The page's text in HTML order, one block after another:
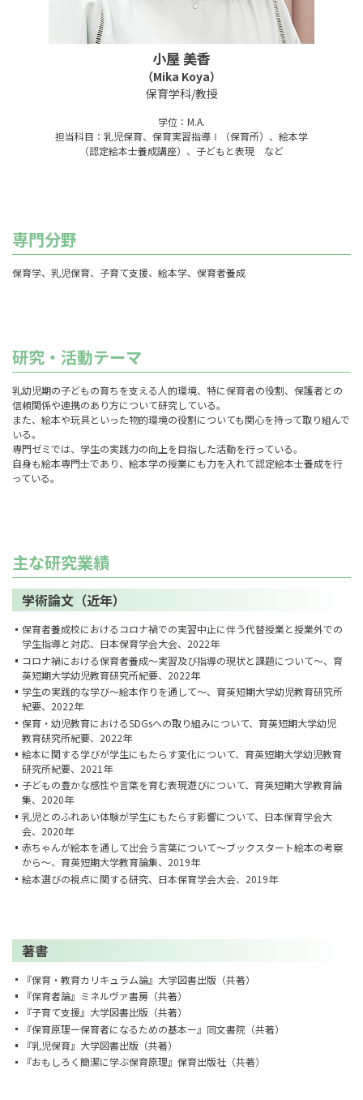
小屋 美香
（Mika Koya）
保育学科/教授
学位：M.A.
担当科目：乳児保育、保育実習指導Ⅰ（保育所）、絵本学
（認定絵本士養成講座）、子どもと表現 など
専門分野
保育学、乳児保育、子育て支援、絵本学、保育者養成
研究・活動テーマ
乳幼児期の子どもの育ちを支える人的環境、特に保育者の役割、保護者との
信頼関係や連携のあり方について研究している。
また、絵本や玩具といった物的環境の役割についても関心を持って取り組んで
いる。
専門ゼミでは、学生の実践力の向上を目指した活動を行っている。
自身も絵本専門士であり、絵本学の授業にも力を入れて認定絵本士養成を行
っている。
主な研究業績
学術論文（近年）
保育者養成校におけるコロナ禍での実習中止に伴う代替授業と授業外での
学生指導と対応、日本保育学会大会、2022年
コロナ禍における保育者養成～実習及び指導の現状と課題について～、育
英短期大学幼児教育研究所紀要、2022年
学生の実践的な学び～絵本作りを通して～、育英短期大学幼児教育研究所
紀要、2022年
保育・幼児教育におけるSDGsへの取り組みについて、育英短期大学幼児
教育研究所紀要、2022年
絵本に関する学びが学生にもたらす変化について、育英短期大学幼児教育
研究所紀要、2021年
子どもの豊かな感性や言葉を育む表現遊びについて、育英短期大学教育論
集、2020年
乳児とのふれあい体験が学生にもたらす影響について、日本保育学会大
会、2020年
赤ちゃんが絵本を通して出会う言葉について～ブックスタート絵本の考察
から～、育英短期大学教育論集、2019年
絵本選びの視点に関する研究、日本保育学会大会、2019年
著書
『保育・教育カリキュラム論』大学図書出版（共著）
『保育者論』ミネルヴァ書房（共著）
『子育て支援』大学図書出版（共著）
『保育原理ー保育者になるための基本ー』同文書院（共著）
『乳児保育』大学図書出版（共著）
『おもしろく簡潔に学ぶ保育原理』保育出版社（共著）